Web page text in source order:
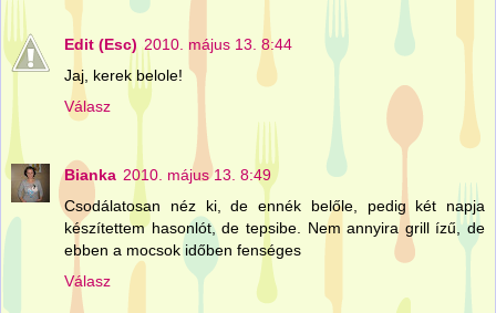
Edit (Esc) 2010. május 13. 8:44
Jaj, kerek belole!
Válasz
Bianka 2010. május 13. 8:49
Csodálatosan néz ki, de ennék belőle, pedig két napja
készítettem hasonlót, de tepsibe. Nem annyira grill ízű, de
ebben a mocsok időben fenséges
Válasz